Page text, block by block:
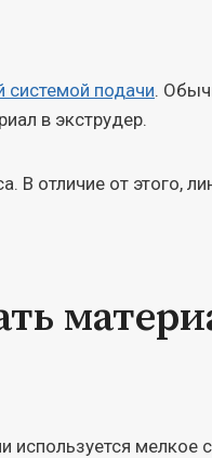
системой подачи.
в экструдер.
отличие от этого,
используется мелкое